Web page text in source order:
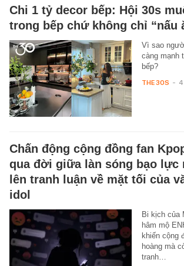
Chi 1 tỷ decor bếp: Hội 30s
trong bếp chứ không chỉ “nấu
Vì sao
càng mạnh
bếp?
THE 30S -
Chấn động cộng đồng fan
qua đời giữa làn sóng bạo lực
lên tranh luận về mặt tối của
idol
Bi kịch của
hâm mộ
khiến cộng
hoàng mà
tranh…